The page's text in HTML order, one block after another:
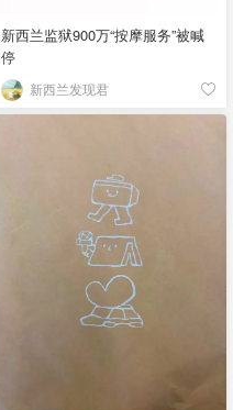
新西兰监狱900万“按摩服务”被喊
停
新西兰发现君